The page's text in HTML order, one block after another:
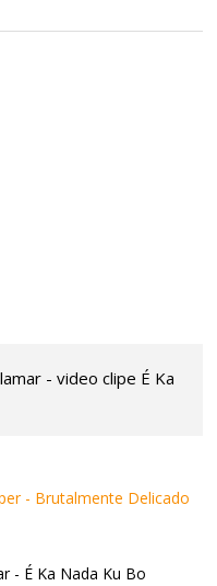
- video clipe É Ka
- Brutalmente Delicado
- É Ka Nada Ku Bo